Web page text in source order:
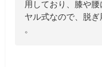
用しており、膝や
ヤル式なので、脱
。